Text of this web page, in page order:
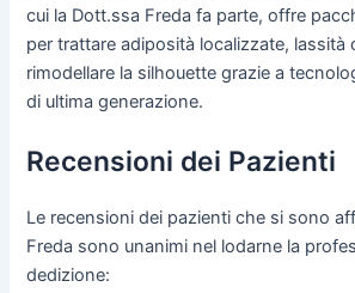
cui la Dott.ssa Freda fa parte, offre
per trattare adiposità localizzate, lassità
rimodellare la silhouette grazie a
di ultima generazione.
Recensioni dei Pazienti
Le recensioni dei pazienti che si sono
Freda sono unanimi nel lodarne la
dedizione: